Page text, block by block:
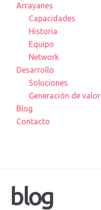
Arrayanes
Capacidades
Historia
Equipo
Network
Desarrollo
Soluciones
Generación de valor
Blog
Contacto
blog